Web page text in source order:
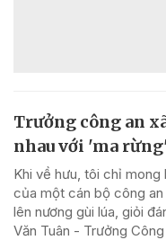
Trưởng công an
nhau với 'ma
Khi về hưu, tôi chỉ mong
của một cán bộ công
lên nương gùi lúa, giỏi
Văn Tuân - Trưởng